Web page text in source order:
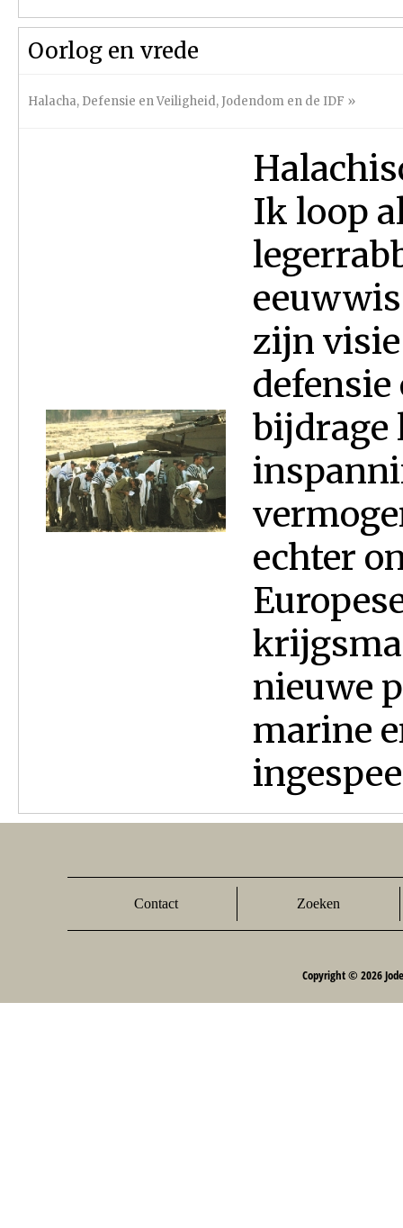
Oorlog en vrede
Halacha, Defensie en Veiligheid, Jodendom en de IDF »
Ik loop
zijn
bijdrage
echter
nieuwe
marine
Contact Zoeken
Copyright © 2026